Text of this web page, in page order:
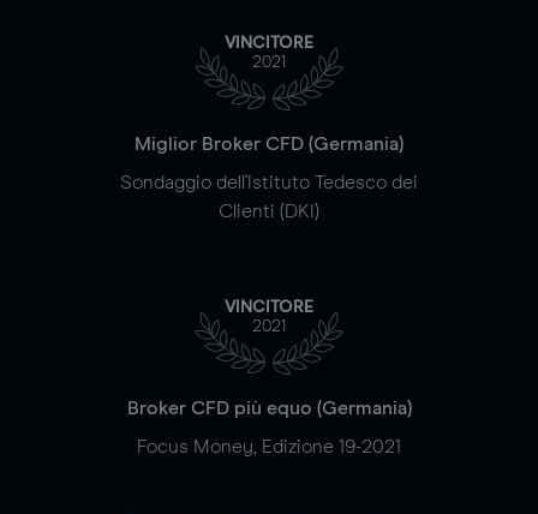
VINCITORE
2021
Miglior Broker CFD (Germania)
Sondaggio dell'Istituto Tedesco dei
Clienti (DKI)
VINCITORE
2021
Broker CFD più equo (Germania)
Focus Money, Edizione 19-2021